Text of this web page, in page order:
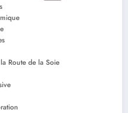
Route de la Soie